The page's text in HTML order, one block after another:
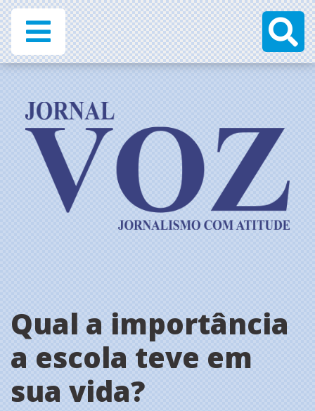
Qual a importância
a escola teve em
sua vida?